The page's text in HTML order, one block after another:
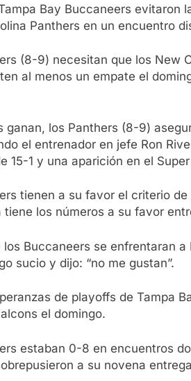
Bay Buccaneers evitaron
Panthers en un encuentro
(8-9) necesitan que los New
al menos un empate el
ganan, los Panthers (8-9)
el entrenador en jefe Ron
15-1 y una aparición en el
tienen a su favor el criterio
tiene los números a su favor
los Buccaneers se enfrentaran
sucio y dijo: “no me gustan”.
de playoffs de Tampa
el domingo.
estaban 0-8 en encuentros
a su novena